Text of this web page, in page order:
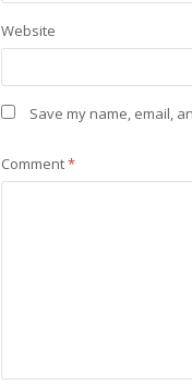
Website
Save my name, email,
Comment*